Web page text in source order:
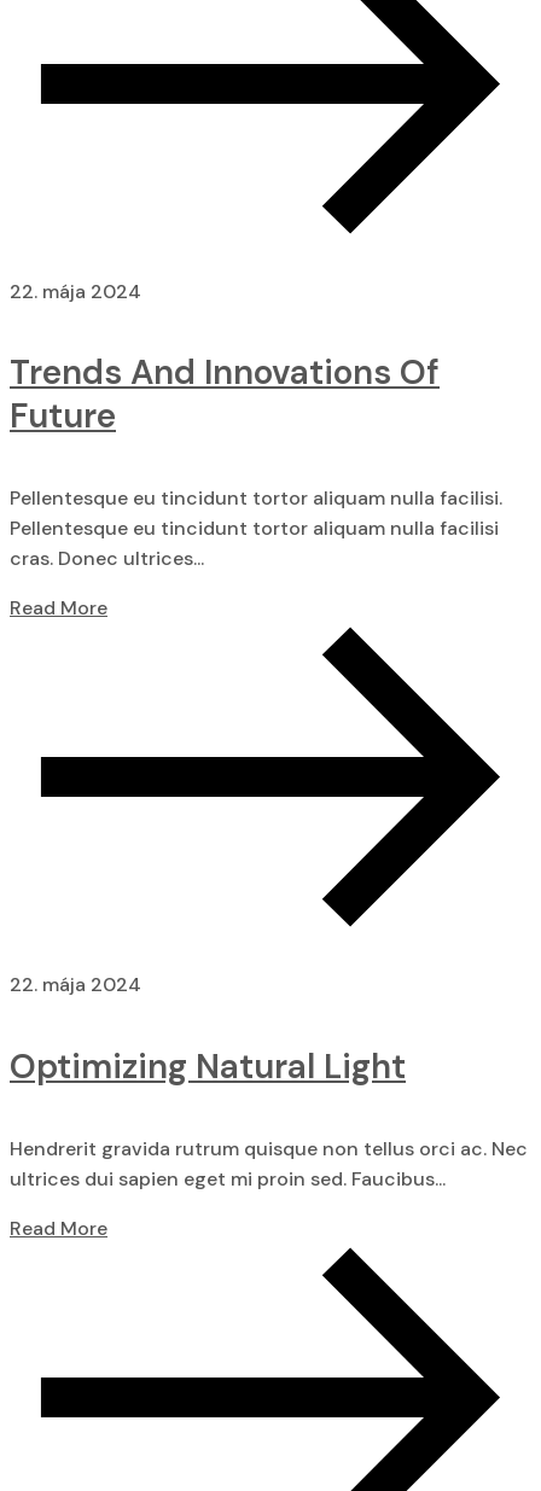
22. mája 2024
Trends And Innovations Of
Future
Pellentesque eu tincidunt tortor aliquam nulla facilisi.
Pellentesque eu tincidunt tortor aliquam nulla facilisi
cras. Donec ultrices...
Read More
22. mája 2024
Optimizing Natural Light
Hendrerit gravida rutrum quisque non tellus orci ac. Nec
ultrices dui sapien eget mi proin sed. Faucibus...
Read More